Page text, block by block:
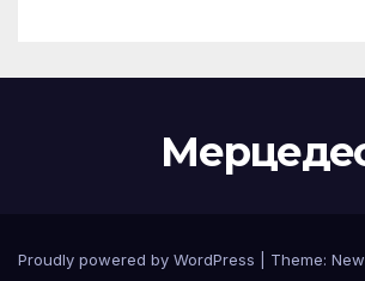
Proudly powered by WordPress Theme: